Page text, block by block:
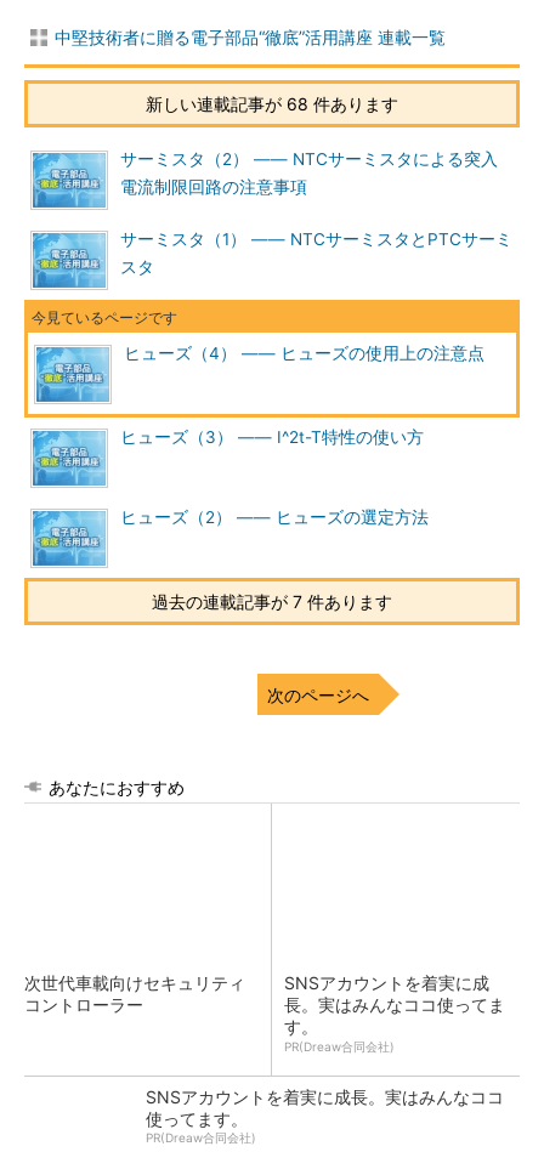
中堅技術者に贈る電子部品“徹底”活用講座 連載一覧
新しい連載記事が 68 件あります
サーミスタ（2） ―― NTCサーミスタによる突入
電流制限回路の注意事項
サーミスタ（1） ―― NTCサーミスタとPTCサーミ
スタ
ヒューズ（4） ―― ヒューズの使用上の注意点
ヒューズ（3） ―― I^2t-T特性の使い方
ヒューズ（2） ―― ヒューズの選定方法
過去の連載記事が 7 件あります
次のページへ
あなたにおすすめ
次世代車載向けセキュリティ
コントローラー
SNSアカウントを着実に成
長。実はみんなココ使ってま
す。
PR(Dreaw合同会社)
SNSアカウントを着実に成長。実はみんなココ
使ってます。
PR(Dreaw合同会社)